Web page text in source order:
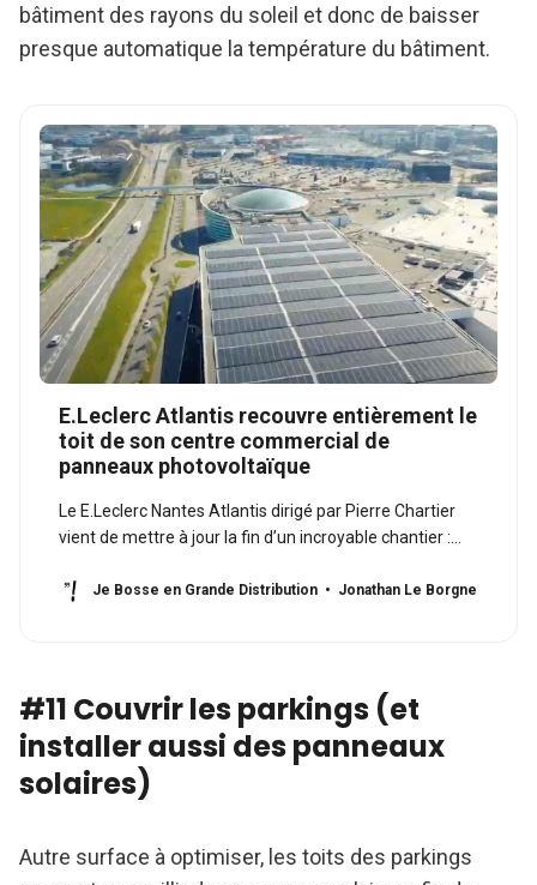
bâtiment des rayons du soleil et donc de baisser
presque automatique la température du bâtiment.
E.Leclerc Atlantis recouvre entièrement le
toit de son centre commercial de
panneaux photovoltaïque
Le E.Leclerc Nantes Atlantis dirigé par Pierre Chartier
vient de mettre à jour la fin d’un incroyable chantier :
entièrement de panneaux photovoltaïques Un projet
Je Bosse en Grande Distribution Jonathan Le Borgne
#11 Couvrir les parkings (et
installer aussi des panneaux
solaires)
Autre surface à optimiser, les toits des parkings